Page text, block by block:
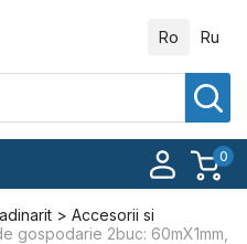
Ro Ru
0
Accesorii si
gospodarie 2buc: 60mX1mm,